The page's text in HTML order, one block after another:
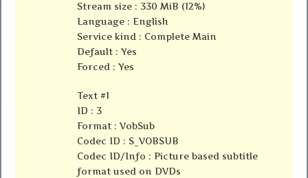
Stream size : 330 MiB (12%)
Language : English
Service kind : Complete Main
Default : Yes
Forced : Yes
Text #1
ID : 3
Format : VobSub
Codec ID : S_VOBSUB
Codec ID/Info : Picture based subtitle
format used on DVDs